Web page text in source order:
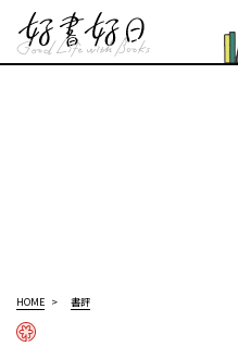
HOME 書評